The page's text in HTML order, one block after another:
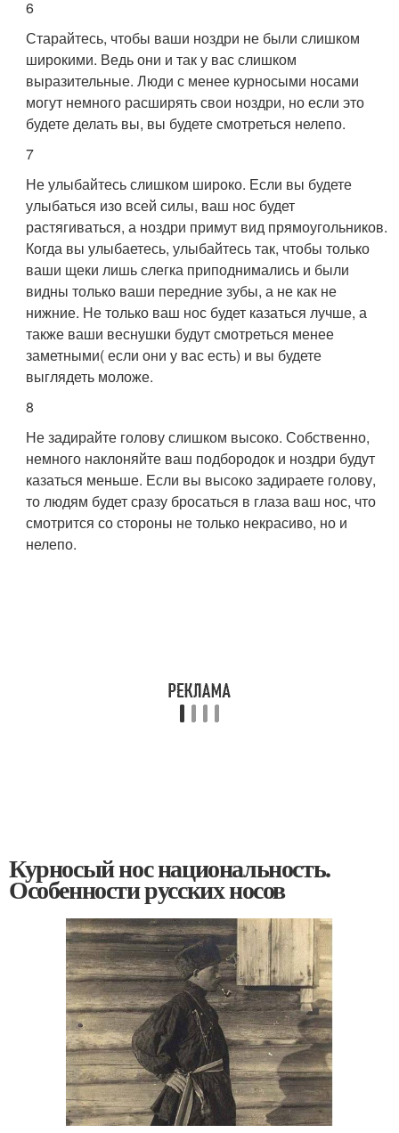
6
Старайтесь, чтобы ваши ноздри не были слишком
широкими. Ведь они и так у вас слишком
выразительные. Люди с менее курносыми носами
могут немного расширять свои ноздри, но если это
будете делать вы, вы будете смотреться нелепо.
7
Не улыбайтесь слишком широко. Если вы будете
улыбаться изо всей силы, ваш нос будет
растягиваться, а ноздри примут вид прямоугольников.
Когда вы улыбаетесь, улыбайтесь так, чтобы только
ваши щеки лишь слегка приподнимались и были
видны только ваши передние зубы, а не как не
нижние. Не только ваш нос будет казаться лучше, а
также ваши веснушки будут смотреться менее
заметными( если они у вас есть) и вы будете
выглядеть моложе.
8
Не задирайте голову слишком высоко. Собственно,
немного наклоняйте ваш подбородок и ноздри будут
казаться меньше. Если вы высоко задираете голову,
то людям будет сразу бросаться в глаза ваш нос, что
смотрится со стороны не только некрасиво, но и
нелепо.
Курносый нос национальность.
Особенности русских носов